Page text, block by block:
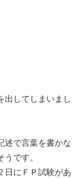
出してしまいまし
述で言葉を書かな
です。
日にＦＰ試験があ